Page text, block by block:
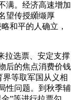
。经济高速增加
望传授纐缬厚
和平的人确立，
选票、安定支撑
后的焦点消费价钱
界等取军国从义相
性问题。到秋季辅